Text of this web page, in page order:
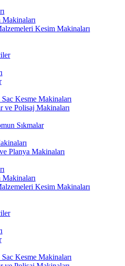
Makinaları
Kesim Makinaları
Kesme Makinaları
ve Polisaj Makinaları
Sıkmalar
Planya Makinaları
Makinaları
Kesim Makinaları
Kesme Makinaları